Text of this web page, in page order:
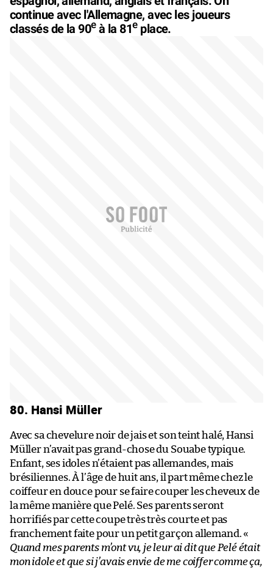
continue avec l'Allemagne, avec les joueurs
classés de la 90eà la 81eplace.
80. Hansi Müller
Avec sa chevelure noir de jais et son teint halé, Hansi
Müller n’avait pas grand-chose du Souabe typique.
Enfant, ses idoles n’étaient pas allemandes, mais
brésiliennes. À l’âge de huit ans, il part même chez le
coiffeur en douce pour se faire couper les cheveux de
la même manière que Pelé. Ses parents seront
horrifiés par cette coupe très très courte et pas
franchement faite pour un petit garçon allemand. «
Quand mes parents m’ont vu, je leur ai dit que Pelé était
mon idole et que si j’avais envie de me coiffer comme ça,